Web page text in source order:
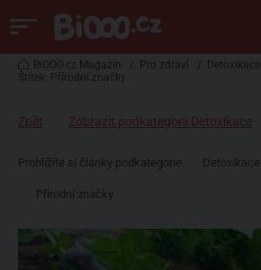
BiOOO.cz Magazin / Pro zdraví / Detoxikace
Štítek: Přírodní značky
Zpět Zobrazit podkategorii Detoxikace
Prohlížíte si články podkategorie Detoxikace
Přírodní značky